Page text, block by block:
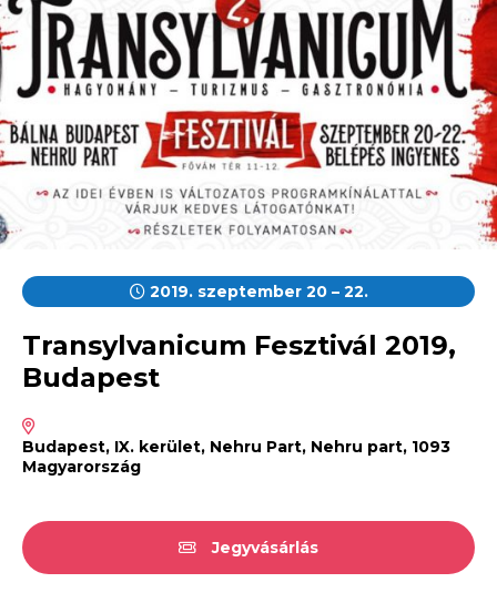
2019. szeptember 20 – 22.
Transylvanicum Fesztivál 2019,
Budapest
Budapest, IX. kerület, Nehru Part, Nehru part, 1093
Magyarország
Jegyvásárlás